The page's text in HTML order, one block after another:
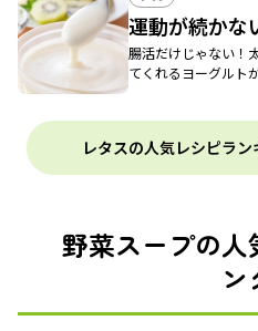
運動が続か
腸活だけじゃない！
てくれるヨーグルト
レタスの人気レシピラ
野菜スープの
ン